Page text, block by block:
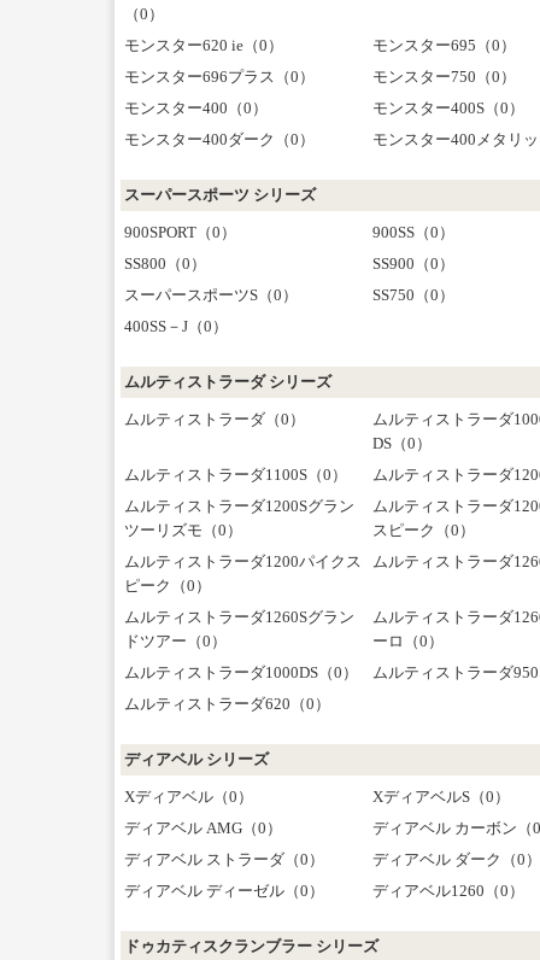
（0）
モンスター620 ie（0）
モンスター695（0）
モンスター696プラス（0）
モンスター750（0）
モンスター400（0）
モンスター400S（0）
モンスター400ダーク（0）
モンスター400メタリ
スーパースポーツ シリーズ
900SPORT（0）
900SS（0）
SS800（0）
SS900（0）
スーパースポーツS（0）
SS750（0）
400SS－J（0）
ムルティストラーダ シリーズ
ムルティストラーダ（0）
ムルティストラーダ
DS（0）
ムルティストラーダ1100S（0）
ムルティストラーダ
ムルティストラーダ1200Sグラン
ツーリズモ（0）
ムルティストラーダ
スピーク（0）
ムルティストラーダ1200パイクス
ピーク（0）
ムルティストラーダ
ムルティストラーダ1260Sグラン
ドツアー（0）
ムルティストラーダ
ーロ（0）
ムルティストラーダ1000DS（0）
ムルティストラーダ
ムルティストラーダ620（0）
ディアベル シリーズ
Xディアベル（0）
XディアベルS（0）
ディアベル AMG（0）
ディアベル カーボン（
ディアベル ストラーダ（0）
ディアベル ダーク（0）
ディアベル ディーゼル（0）
ディアベル1260（0）
ドゥカティスクランブラー シリーズ